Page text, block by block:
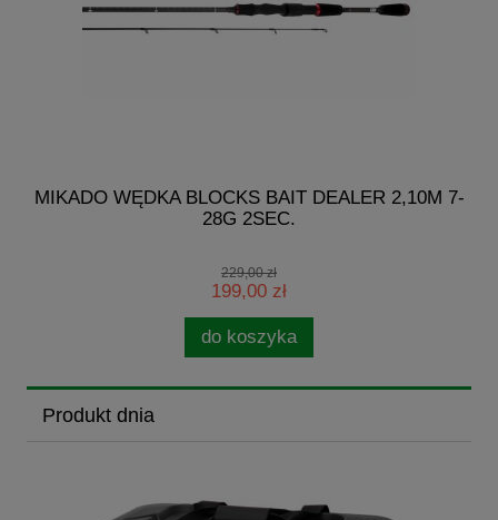
MIKADO WĘDKA BLOCKS BAIT DEALER 2,10M 7-
28G 2SEC.
229,00 zł
199,00 zł
do koszyka
Produkt dnia